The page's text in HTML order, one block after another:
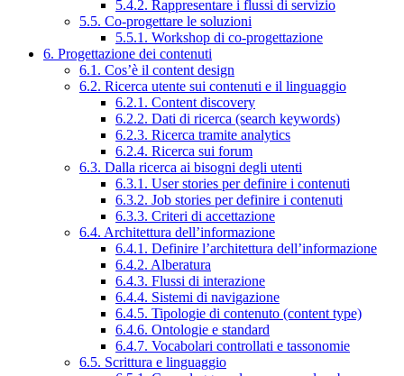
5.4.2. Rappresentare i flussi di servizio
5.5. Co-progettare le soluzioni
5.5.1. Workshop di co-progettazione
6. Progettazione dei contenuti
6.1. Cos’è il content design
6.2. Ricerca utente sui contenuti e il linguaggio
6.2.1. Content discovery
6.2.2. Dati di ricerca (search keywords)
6.2.3. Ricerca tramite analytics
6.2.4. Ricerca sui forum
6.3. Dalla ricerca ai bisogni degli utenti
6.3.1. User stories per definire i contenuti
6.3.2. Job stories per definire i contenuti
6.3.3. Criteri di accettazione
6.4. Architettura dell’informazione
6.4.1. Definire l’architettura dell’informazione
6.4.2. Alberatura
6.4.3. Flussi di interazione
6.4.4. Sistemi di navigazione
6.4.5. Tipologie di contenuto (content type)
6.4.6. Ontologie e standard
6.4.7. Vocabolari controllati e tassonomie
6.5. Scrittura e linguaggio